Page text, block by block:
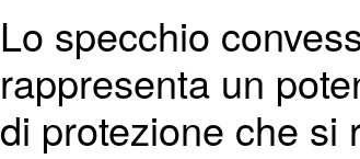
Lo specchio
rappresenta un
di protezione che si